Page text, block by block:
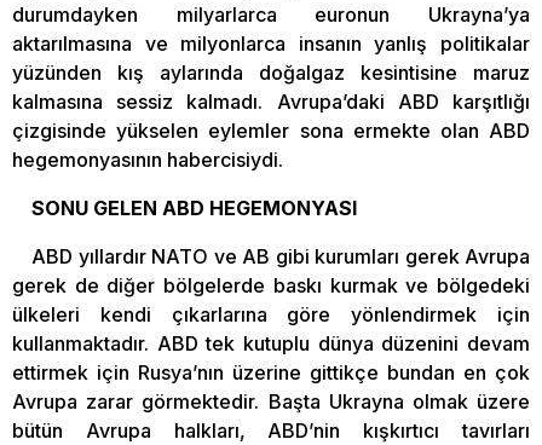
durumdayken milyarlarca euronun Ukrayna’ya
aktarılmasına ve milyonlarca insanın yanlış politikalar
yüzünden kış aylarında doğalgaz kesintisine maruz
kalmasına sessiz kalmadı. Avrupa’daki ABD karşıtlığı
çizgisinde yükselen eylemler sona ermekte olan ABD
hegemonyasının habercisiydi.
SONU GELEN ABD HEGEMONYASI
ABD yıllardır NATO ve AB gibi kurumları gerek Avrupa
gerek de diğer bölgelerde baskı kurmak ve bölgedeki
ülkeleri kendi çıkarlarına göre yönlendirmek için
kullanmaktadır. ABD tek kutuplu dünya düzenini devam
ettirmek için Rusya’nın üzerine gittikçe bundan en çok
Avrupa zarar görmektedir. Başta Ukrayna olmak üzere
bütün Avrupa halkları, ABD’nin kışkırtıcı tavırları